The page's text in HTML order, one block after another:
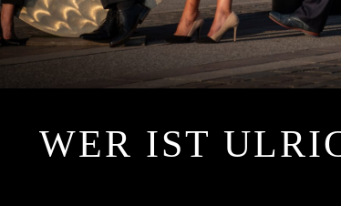
WER IST